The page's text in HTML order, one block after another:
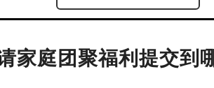
家庭团聚福利提交到